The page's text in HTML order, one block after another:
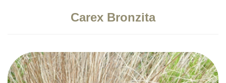
Carex Bronzita